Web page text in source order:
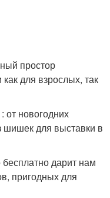
простор
для взрослых, так
от новогодних
шишек для выставки в
дарит нам
пригодных для